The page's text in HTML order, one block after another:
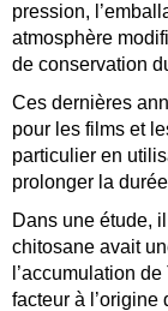
pression,
atmosphère
de conservation
Ces dernières
pour les films et
particulier en
prolonger la
Dans une étude,
chitosane avait
l’accumulation
facteur à l’origine